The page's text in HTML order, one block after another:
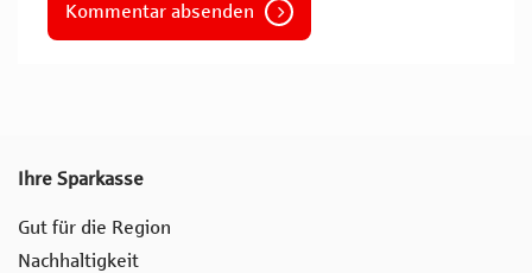
Kommentar absenden
Ihre Sparkasse
Gut für die Region
Nachhaltigkeit